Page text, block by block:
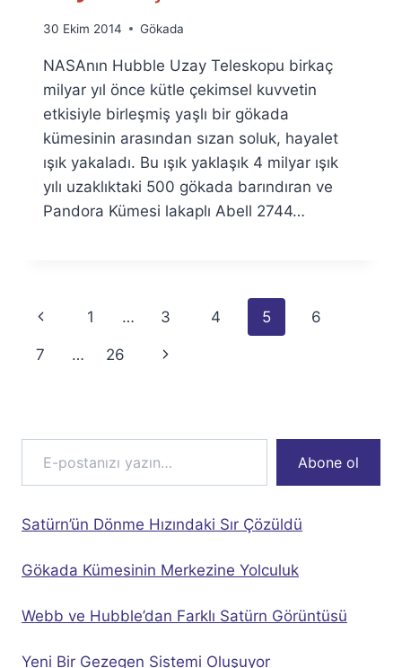
By
Fuat
Özyar
30 Ekim 2014 Gökada
NASAnın Hubble Uzay Teleskopu birkaç
milyar yıl önce kütle çekimsel kuvvetin
etkisiyle birleşmiş yaşlı bir gökada
kümesinin arasından sızan soluk, hayalet
ışık yakaladı. Bu ışık yaklaşık 4 milyar ışık
yılı uzaklıktaki 500 gökada barındıran ve
Pandora Kümesi lakaplı Abell 2744…
Page
navigation
Previous
Page
1 … 3 4 5 6
7 … 26
Next
E-postanızı yazın…
Abone ol
Satürn’ün Dönme Hızındaki Sır Çözüldü
Gökada Kümesinin Merkezine Yolculuk
Webb ve Hubble’dan Farklı Satürn Görüntüsü
Yeni Bir Gezegen Sistemi Oluşuyor